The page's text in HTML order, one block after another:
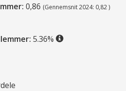
0,86 (Gennemsnit 2024: 0,82 )
5.36%